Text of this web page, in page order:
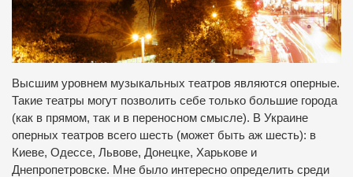
Высшим уровнем музыкальных театров являются оперные.
Такие театры могут позволить себе только большие города
(как в прямом, так и в переносном смысле). В Украине
оперных театров всего шесть (может быть аж шесть): в
Киеве, Одессе, Львове, Донецке, Харькове и
Днепропетровске. Мне было интересно определить среди